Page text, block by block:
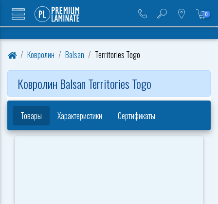
0
Ковролин Balsan Territories Togo
Ковролин Balsan Territories Togo
Товары Характеристики Сертификаты